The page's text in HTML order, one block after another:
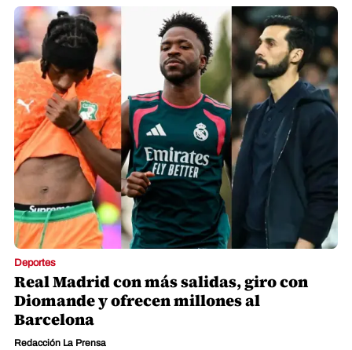
Deportes
Real Madrid con más salidas, giro con
Diomande y ofrecen millones al
Barcelona
Redacción La Prensa